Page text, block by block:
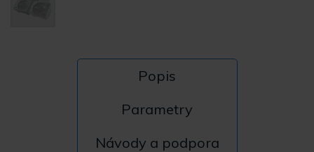
Popis
Parametry
Návody a podpora